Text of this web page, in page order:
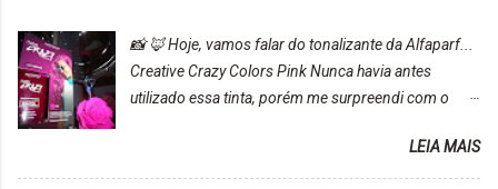
📸 🦊 Hoje, vamos falar do tonalizante da Alfaparf...
Creative Crazy Colors Pink Nunca havia antes
utilizado essa tinta, porém me surpreendi com o
turquesa (meio desbotado), e após a utilização meu
cabelo ficou roxo com mechinhas azul, rosa e meio
LEIA MAIS